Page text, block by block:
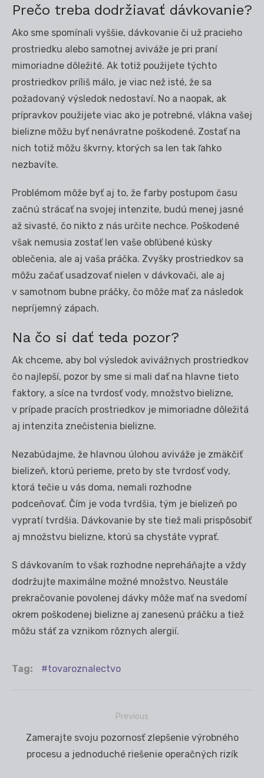
Prečo treba dodržiavať dávkovanie?
Ako sme spomínali vyššie, dávkovanie či už pracieho
prostriedku alebo samotnej aviváže je pri praní
mimoriadne dôležité. Ak totiž použijete týchto
prostriedkov príliš málo, je viac než isté, že sa
požadovaný výsledok nedostaví. No a naopak, ak
prípravkov použijete viac ako je potrebné, vlákna vašej
bielizne môžu byť nenávratne poškodené. Zostať na
nich totiž môžu škvrny, ktorých sa len tak ľahko
nezbavíte.
Problémom môže byť aj to, že farby postupom času
začnú strácať na svojej intenzite, budú menej jasné
až sivasté, čo nikto z nás určite nechce. Poškodené
však nemusia zostať len vaše obľúbené kúsky
oblečenia, ale aj vaša práčka. Zvyšky prostriedkov sa
môžu začať usadzovať nielen v dávkovači, ale aj
v samotnom bubne práčky, čo môže mať za následok
nepríjemný zápach.
Na čo si dať teda pozor?
Ak chceme, aby bol výsledok avivážnych prostriedkov
čo najlepší, pozor by sme si mali dať na hlavne tieto
faktory, a síce na tvrdosť vody, množstvo bielizne,
v prípade pracích prostriedkov je mimoriadne dôležitá
aj intenzita znečistenia bielizne.
Nezabúdajme, že hlavnou úlohou aviváže je zmäkčiť
bielizeň, ktorú perieme, preto by ste tvrdosť vody,
ktorá tečie u vás doma, nemali rozhodne
podceňovať. Čím je voda tvrdšia, tým je bielizeň po
vypratí tvrdšia. Dávkovanie by ste tiež mali prispôsobiť
aj množstvu bielizne, ktorú sa chystáte vyprať.
S dávkovaním to však rozhodne nepreháňajte a vždy
dodržujte maximálne možné množstvo. Neustále
prekračovanie povolenej dávky môže mať na svedomí
okrem poškodenej bielizne aj zanesenú práčku a tiež
môžu stáť za vznikom rôznych alergií.
Tag: tovaroznalectvo
článku
Previous
Previous
post:
Zamerajte svoju pozornosť zlepšenie výrobného
procesu a jednoduché riešenie operačných rizík